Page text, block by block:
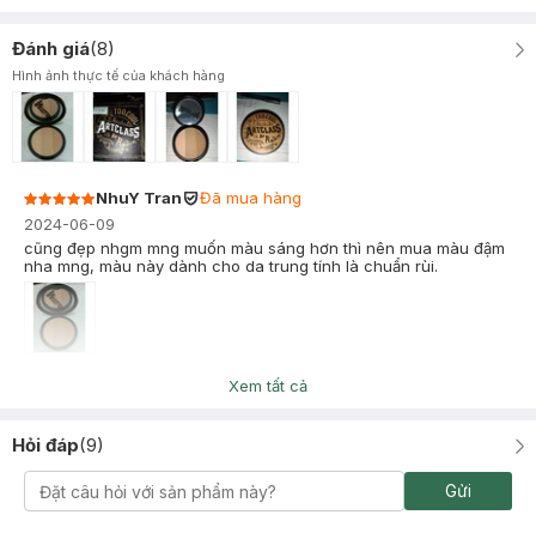
Đánh giá(8)
Hình ảnh thực tế của khách hàng
NhuY Tran
Đã mua hàng
2024-06-09
cũng đẹp nhgm mng muốn màu sáng hơn thì nên mua màu đậm
nha mng, màu này dành cho da trung tính là chuẩn rùi.
Đã mua hàng
đánh khối rồi mà kg có tác dụng mấy, ôm tâm lý mua chơi thử
mà quan trọng là rãnh má tui có chổ tối tui bù sáng vào nó sáng
hẳn lên nhìn mặt đầy đặn hẳn. Hiệu ứng 100 điểm. Sẽ mua lại :”>
Xem tất cả
Hỏi đáp(9)
Gửi